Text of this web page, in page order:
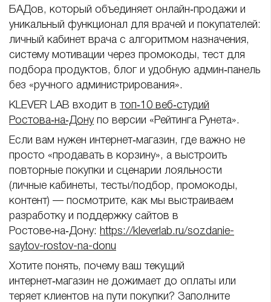
БАДов, который объединяет онлайн‑продажи и
уникальный функционал для врачей и покупателей:
личный кабинет врача с алгоритмом назначения,
систему мотивации через промокоды, тест для
подбора продуктов, блог и удобную админ‑панель
без «ручного администрирования».
KLEVER LAB входит в топ‑10 веб‑студий
Ростова‑на‑Донупо версии «Рейтинга Рунета».
Если вам нужен интернет‑магазин, где важно не
просто «продавать в корзину», а выстроить
повторные покупки и сценарии лояльности
(личные кабинеты, тесты/подбор, промокоды,
контент) — посмотрите, как мы выстраиваем
разработку и поддержку сайтов в
Ростове‑на‑Дону: https://kleverlab.ru/sozdanie-
saytov-rostov-na-donu
Хотите понять, почему ваш текущий
интернет‑магазин не дожимает до оплаты или
теряет клиентов на пути покупки? Заполните